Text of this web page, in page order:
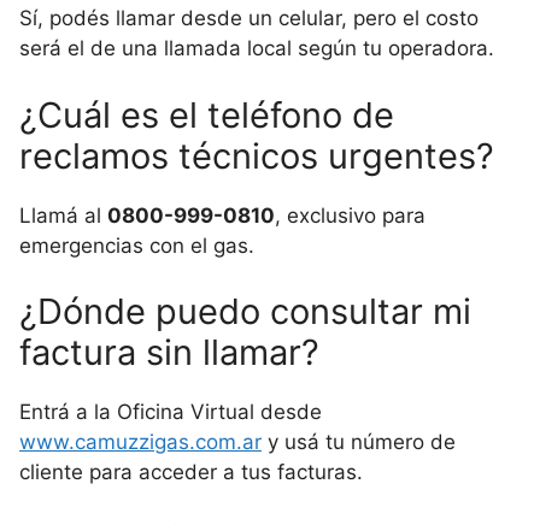
Sí, podés llamar desde un celular, pero el costo
será el de una llamada local según tu operadora.
¿Cuál es el teléfono de
reclamos técnicos urgentes?
Llamá al 0800-999-0810, exclusivo para
emergencias con el gas.
¿Dónde puedo consultar mi
factura sin llamar?
Entrá a la Oficina Virtual desde
www.camuzzigas.com.ar y usá tu número de
cliente para acceder a tus facturas.